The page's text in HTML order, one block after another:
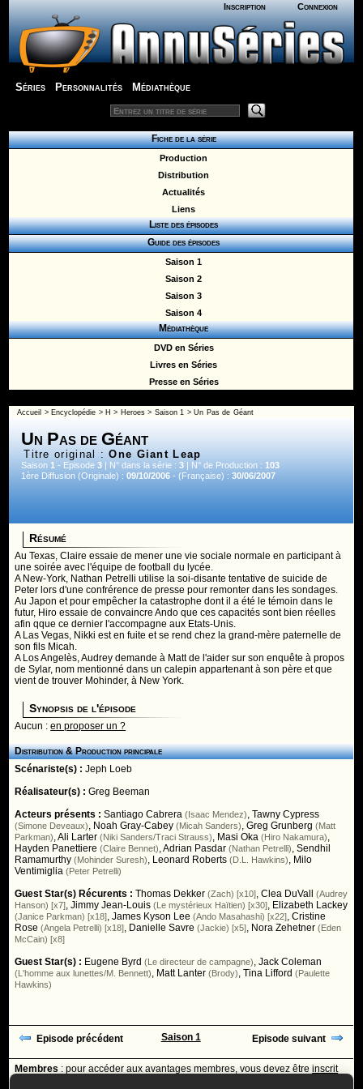
Inscription Connexion
Séries Personnalités Médiathèque
Fiche de la série
Production
Distribution
Actualités
Liens
Liste des épisodes
Guide des épisodes
Saison 1
Saison 2
Saison 3
Saison 4
Médiathèque
DVD en Séries
Livres en Séries
Presse en Séries
Accueil > Encyclopédie > H > Heroes> Saison 1 > Un Pas de Géant
Un Pas de Géant
Titre original :One Giant Leap
Saison1 - Episode3 | N° dans la série :3 | N° de Production :103
1ère Diffusion (Originale) :09/10/2006 - (Française) :30/06/2007
Résumé
Au Texas, Claire essaie de mener une vie sociale normale en participant à
une soirée avec l'équipe de football du lycée.
A New-York, Nathan Petrelli utilise la soi-disante tentative de suicide de
Peter lors d'une confrérence de presse pour remonter dans les sondages.
Au Japon et pour empêcher la catastrophe dont il a été le témoin dans le
futur, Hiro essaie de convaincre Ando que ces capacités sont bien réelles
afin qque ce dernier l'accompagne aux Etats-Unis.
A Las Vegas, Nikki est en fuite et se rend chez la grand-mère paternelle de
son fils Micah.
A Los Angelès, Audrey demande à Matt de l'aider sur son enquête à propos
de Sylar, nom mentionné dans un calepin appartenant à son père et que
vient de trouver Mohinder, à New York.
Synopsis de l'épisode
Aucun :en proposer un ?
Distribution & Production principale
Scénariste(s) :Jeph Loeb
Réalisateur(s) :Greg Beeman
Acteurs présents :Santiago Cabrera (Isaac Mendez),Tawny Cypress
(Simone Deveaux), Noah Gray-Cabey (Micah Sanders),Greg Grunberg (Matt
Parkman),Ali Larter (Niki Sanders/Traci Strauss), Masi Oka (Hiro Nakamura),
Hayden Panettiere (Claire Bennet),Adrian Pasdar (Nathan Petrelli),Sendhil
Ramamurthy (Mohinder Suresh), Leonard Roberts (D.L. Hawkins), Milo
Ventimiglia (Peter Petrelli)
Guest Star(s) Récurents :Thomas Dekker (Zach) [x10],Clea DuVall
(Audrey
Hanson) [x7],Jimmy Jean-Louis (Le mystérieux Haïtien) [x30], Elizabeth Lackey
(Janice Parkman) [x18],James Kyson Lee (Ando Masahashi) [x22],Cristine
Rose (Angela Petrelli) [x18], Danielle Savre (Jackie) [x5], Nora Zehetner (Eden
McCain) [x8]
Guest Star(s) : Eugene Byrd (Le directeur de campagne),Jack Coleman
(L'homme aux lunettes/M. Bennett), Matt Lanter (Brody),Tina Lifford (Paulette
Hawkins)
Episode précédent Saison 1 Episode suivant
Membres : pour accéder aux avantages membres, vous devez êtreinscrit